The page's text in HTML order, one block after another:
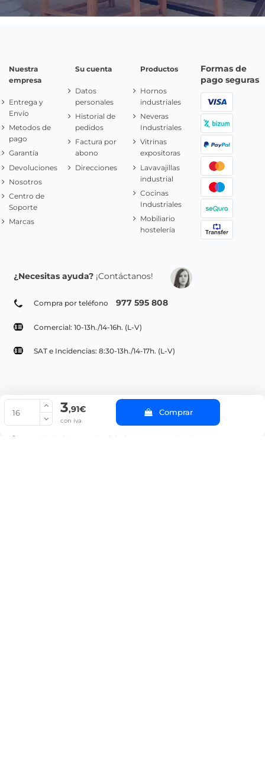
3,91€
con iva
Comprar
La cantidad mínima en el pedido de compra para el producto es 16.
Nuestra
empresa
Entrega y
Envío
Metodos de
pago
Garantía
Devoluciones
Nosotros
Centro de
Soporte
Marcas
Su cuenta
Datos
personales
Historial de
pedidos
Factura por
abono
Direcciones
Productos
Hornos
industriales
Neveras
Industriales
Vitrinas
expositoras
Lavavajillas
industrial
Cocinas
Industriales
Mobiliario
hostelería
Formas de
pago seguras
¿Necesitas ayuda? ¡Contáctanos!
Compra por teléfono 977 595 808
Comercial: 10-13h./14-16h. (L-V)
SAT e Incidencias: 8:30-13h./14-17h. (L-V)
© Copyright 2022 PepeBar.com |
Aviso legal y
Condiciones generales de compra |
Blog